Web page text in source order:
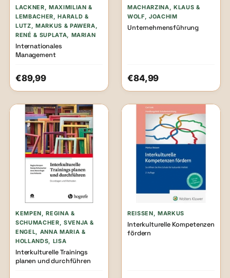
LACKNER, MAXIMILIAN &
LEMBACHER, HARALD &
LUTZ, MARKUS & PAWERA,
RENÉ & SUPLATA, MARIAN
Internationales
Management
€89,99
MACHARZINA, KLAUS &
WOLF, JOACHIM
Unternehmensführung
€84,99
KEMPEN, REGINA &
SCHUMACHER, SVENJA &
ENGEL, ANNA MARIA &
HOLLANDS, LISA
Interkulturelle Trainings
planen und durchführen
REISSEN, MARKUS
Interkulturelle Kompetenzen
fördern